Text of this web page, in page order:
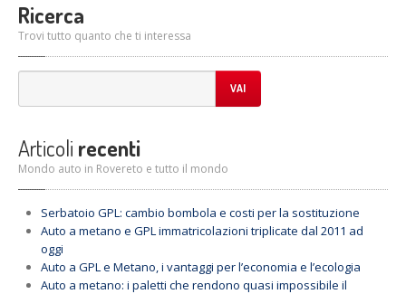
Ricerca
Trovi tutto quanto che ti interessa
VAI
Articoli recenti
Mondo auto in Rovereto e tutto il mondo
Serbatoio GPL: cambio bombola e costi per la sostituzione
Auto a metano e GPL immatricolazioni triplicate dal 2011 ad
oggi
Auto a GPL e Metano, i vantaggi per l’economia e l’ecologia
Auto a metano: i paletti che rendono quasi impossibile il